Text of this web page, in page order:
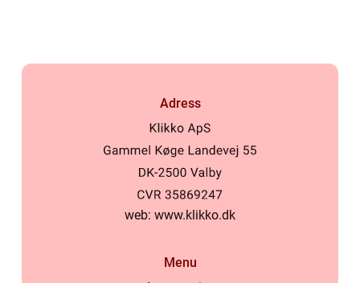
Adress
web: www.klikko.dk
Menu